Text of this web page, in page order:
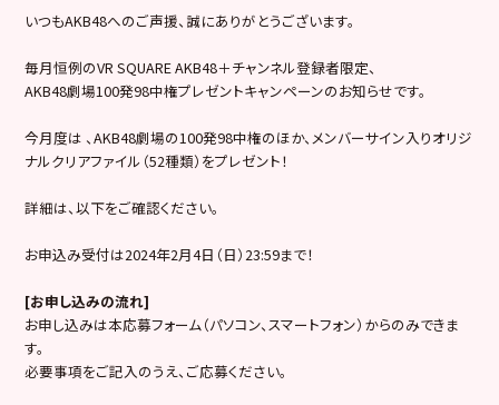
いつもAKB48へのご声援、誠にありがとうございます。
毎月恒例のVR SQUARE AKB48＋チャンネル登録者限定、
AKB48劇場100発98中権プレゼントキャンペーンのお知らせです。
今月度は 、AKB48劇場の100発98中権のほか、メンバーサイン入りオリジ
ナルクリアファイル（52種類）をプレゼント！
詳細は、以下をご確認ください。
お申込み受付は2024年2月4日（日）23:59まで！
[お申し込みの流れ]
お申し込みは本応募フォーム（パソコン、スマートフォン）からのみできま
す。
必要事項をご記入のうえ、ご応募ください。